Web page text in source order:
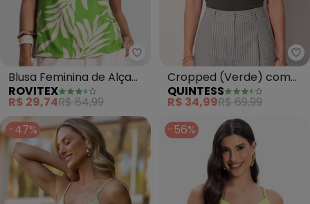
Rovitex - Blusa Feminina de
Blusa Feminina de Alça
Floral (Verde)
ROVITEX
R$ 29,74R$ 84,99
Cropped (Verde) com
Babados
QUINTESS
R$ 34,99R$ 69,99
-47%
-56%